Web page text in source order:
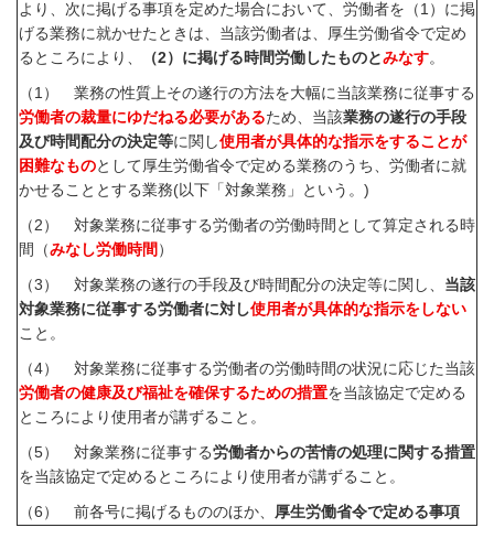
より、次に掲げる事項を定めた場合において、労働者を（1 ）に掲
げる業務に就かせたときは、当該労働者は、厚生労働省令で定め
るところにより、
（2）に掲げる時間労働したものとみなす。
（1 ） 業務の性質上その遂行の方法を大幅に当該業務に従事する
労働者の裁量にゆだねる必要があるため、当該業務の遂行の手段
及び時間配分の決定等に関し使用者が具体的な指示をすることが
困難なものとして厚生労働省令で定める業務のうち、労働者に就
かせることとする業務(以下「対象業務」という。 )
（2） 対象業務に従事する労働者の労働時間として算定される時
間（みなし労働時間 ）
（3） 対象業務の遂行の手段及び時間配分の決定等に関し、 当該
対象業務に従事する労働者に対し使用者が具体的な指示をしない
こと。
（4） 対象業務に従事する労働者の労働時間の状況に応じた当該
労働者の健康及び福祉を確保するための措置を当該協定で定める
ところにより使用者が講ずること。
（5） 対象業務に従事する労働者からの苦情の処理に関する措置
を当該協定で定めるところにより使用者が講ずること。
（6） 前各号に掲げるもののほか、 厚生労働省令で定める事項